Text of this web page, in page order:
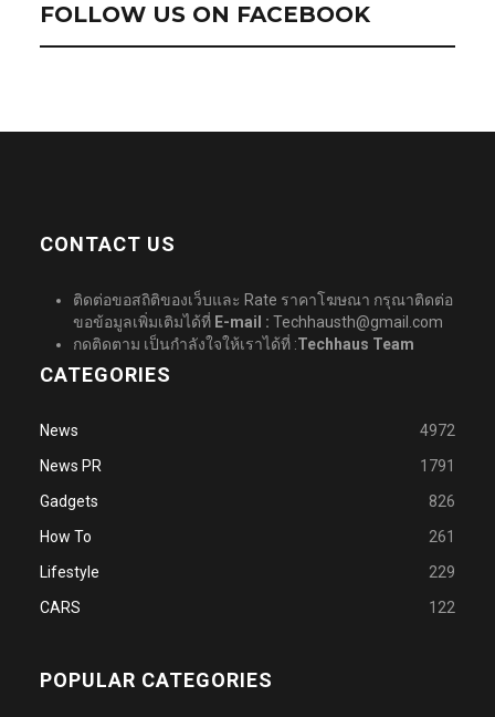
FOLLOW US ON FACEBOOK
CONTACT US
ติดต่อขอสถิติของเว็บและ Rate ราคาโฆษณา กรุณาติดต่อ
ขอข้อมูลเพิ่มเติมได้ที่ E-mail : Techhausth@gmail.com
กดติดตาม เป็นกำลังใจให้เราได้ที่ :Techhaus Team
CATEGORIES
News
4972
News PR
1791
Gadgets
826
How To
261
Lifestyle
229
CARS
122
POPULAR CATEGORIES